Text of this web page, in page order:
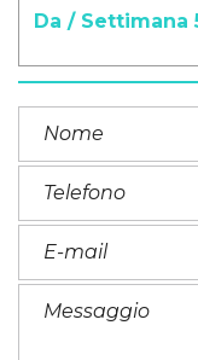
Da / Settimana